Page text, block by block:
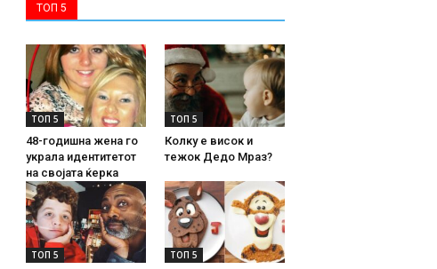
ТОП 5
ТОП 5
48-годишна жена го
украла идентитетот
на својата ќерка
ТОП 5
Колку е висок и
тежок Дедо Мраз?
ТОП 5 ТОП 5